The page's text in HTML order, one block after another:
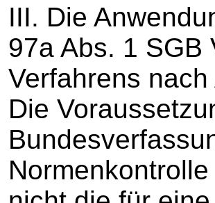
III. Die
97a Abs. 1 SGB
Verfahrens
Die